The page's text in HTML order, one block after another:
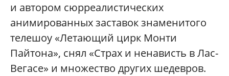
и автором сюрреалистических
анимированных заставок знаменитого
телешоу «Летающий цирк Монти
Пайтона», снял «Страх и ненависть в Лас-
Вегасе» и множество других шедевров.